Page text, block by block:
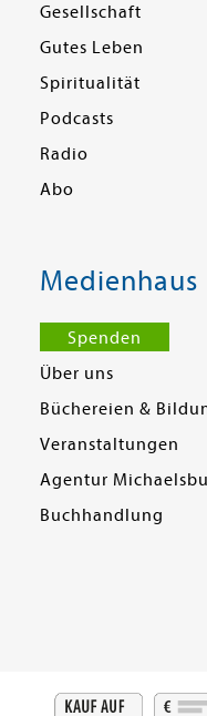
Gesellschaft
Gutes Leben
Spiritualität
Podcasts
Radio
Abo
Medienhaus
Spenden
Über uns
Büchereien &
Veranstaltungen
Agentur
Buchhandlung